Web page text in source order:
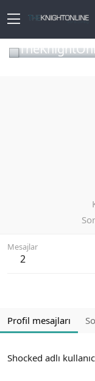
Mesajlar
2
Profil mesajları
Shocked adlı